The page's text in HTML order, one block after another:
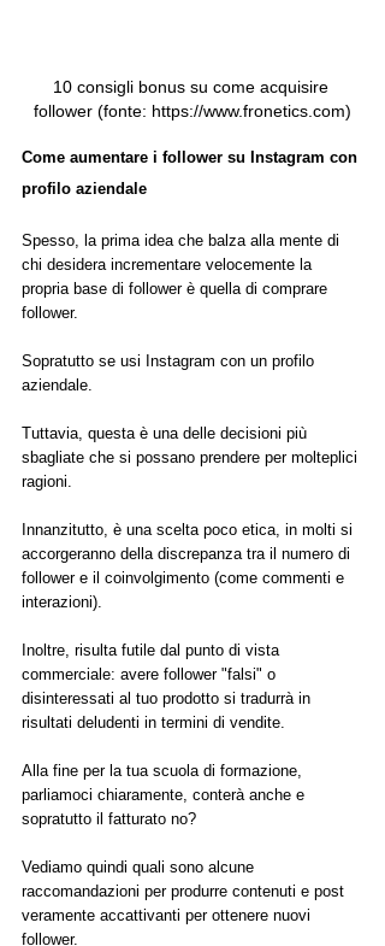
10 consigli bonus su come acquisire
follower (fonte: https://www.fronetics.com)
Come aumentare i follower su Instagram con
profilo aziendale
Spesso, la prima idea che balza alla mente di
chi desidera incrementare velocemente la
propria base di follower è quella di comprare
follower.
Sopratutto se usi Instagram con un profilo
aziendale.
Tuttavia, questa è una delle decisioni più
sbagliate che si possano prendere per molteplici
ragioni.
Innanzitutto, è una scelta poco etica, in molti si
accorgeranno della discrepanza tra il numero di
follower e il coinvolgimento (come commenti e
interazioni).
Inoltre, risulta futile dal punto di vista
commerciale: avere follower "falsi" o
disinteressati al tuo prodotto si tradurrà in
risultati deludenti in termini di vendite.
Alla fine per la tua scuola di formazione,
parliamoci chiaramente, conterà anche e
sopratutto il fatturato no?
Vediamo quindi quali sono alcune
raccomandazioni per produrre contenuti e post
veramente accattivanti per ottenere nuovi
follower.